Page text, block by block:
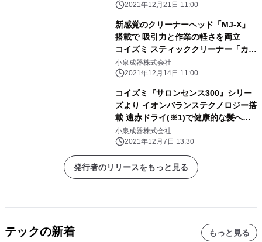
2021年12月21日 11:00
新感覚のクリーナーヘッド「MJ-X」
搭載で 吸引力と作業の軽さを両立
コイズミ スティッククリーナー「カル
スイ」を新発売
小泉成器株式会社
2021年12月14日 11:00
コイズミ『サロンセンス300』シリー
ズより イオンバランステクノロジー搭
載 遠赤ドライ(※1)で健康的な髪へと
導くヘアドライヤー新発売
小泉成器株式会社
2021年12月7日 13:30
発行者のリリースをもっと見る
テックの新着 もっと見る